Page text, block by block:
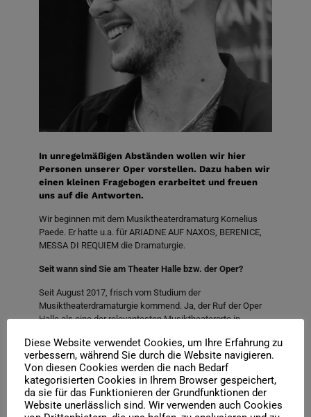
In unregelmäßigen Abständen wollen wir hier
Personen unserer Oper vorstellen. Dazu haben wir
einen kleinen Fragebogen erarbeitet und freuen
uns auf die Antworten.
Wir beginnen mit dem Musiktheaterdramaturg Kornelius
Paede. Er hatte u.a. für ARIADNE AUF NAXOS, BERENICE,
MESSA DI REQUIEM die Dramaturgie.
Seit wann sind Sie am Theater Halle bzw. der Oper?
Seit August 2017, frisch vom Studium der
Musiktheaterdramaturgie kommend. Ja, der Ruf der Oper
Halle als eine der relevantesten Musiktheaterorte in
sein!
Nennen Sie einen Lieblingsort in Halle.
Ich hab ein Faible für alte Baudenkmäler wie den Alten
Schlachthof oder das Gravo-Druck-Gebäude an der Luwu.
Diese Website verwendet Cookies, um Ihre Erfahrung zu
verbessern, während Sie durch die Website navigieren.
Von diesen Cookies werden die nach Bedarf
kategorisierten Cookies in Ihrem Browser gespeichert,
da sie für das Funktionieren der Grundfunktionen der
Website unerlässlich sind. Wir verwenden auch Cookies